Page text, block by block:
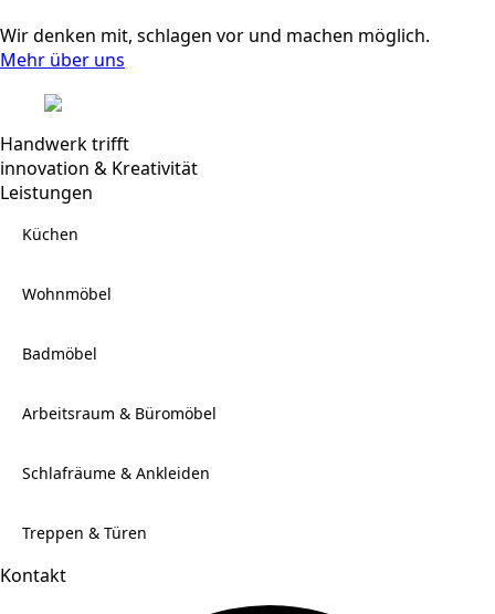
Wir denken mit, schlagen vor und machen möglich.
Mehr über uns
Handwerk trifft
innovation & Kreativität
Leistungen
Küchen
Wohnmöbel
Badmöbel
Arbeitsraum & Büromöbel
Schlafräume & Ankleiden
Treppen & Türen
Kontakt